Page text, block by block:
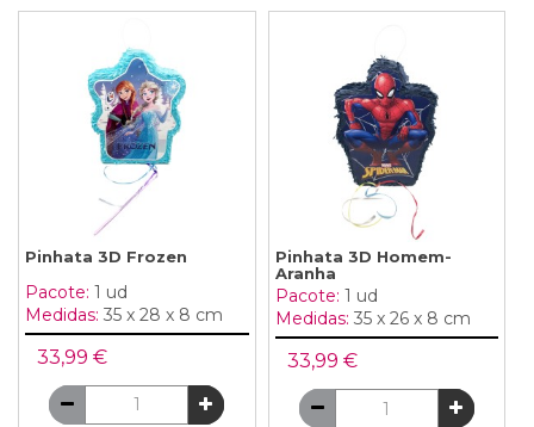
Pinhata 3D Frozen
Pacote: 1 ud
Medidas: 35 x 28 x 8 cm
33,99 €
Pinhata 3D Homem-
Aranha
Pacote: 1 ud
Medidas: 35 x 26 x 8 cm
33,99 €